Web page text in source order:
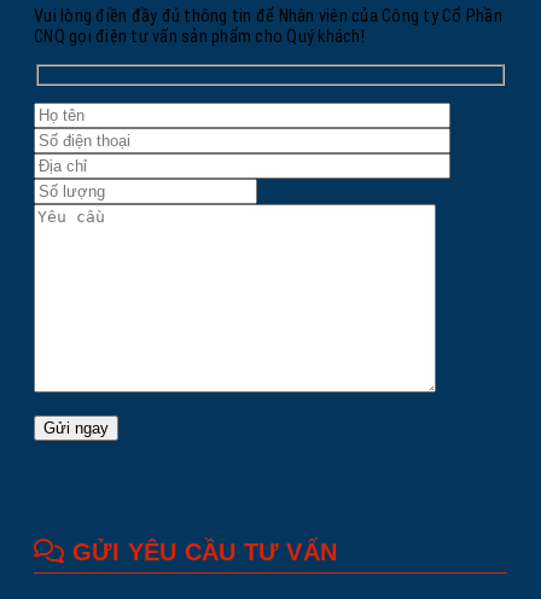
Vui lòng điền đầy đủ thông tin để Nhân viên của Công ty Cổ Phần
CNQ gọi điện tư vấn sản phẩm cho Quý khách!
GỬI YÊU CẦU TƯ VẤN